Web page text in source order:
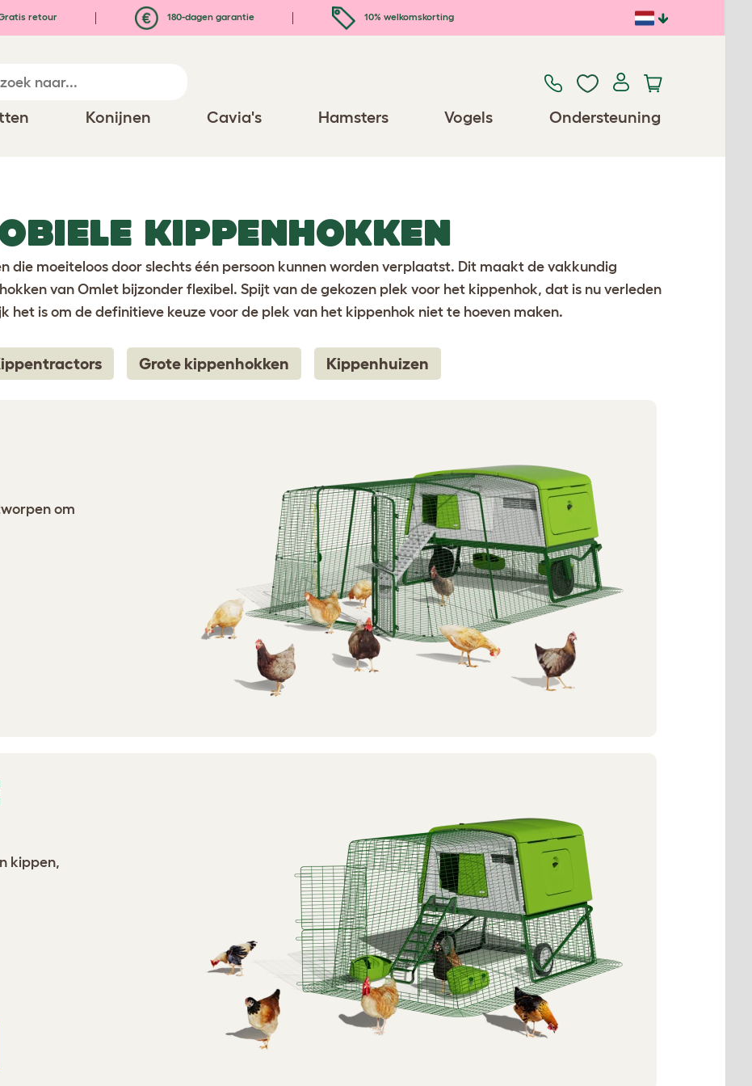
retour 180-dagen garantie 10% welkomskorting
Konijnen Cavia's Hamsters Vogels Ondersteuning
KIPPENHOKKEN
die moeiteloos door slechts één persoon kunnen worden verplaatst. Dit maakt de vakkundig
van Omlet bijzonder flexibel. Spijt van de gekozen plek voor het kippenhok, dat is nu verleden
het is om de definitieve keuze voor de plek van het kippenhok niet te hoeven maken.
Grote kippenhokken Kippenhuizen
om
kippen,